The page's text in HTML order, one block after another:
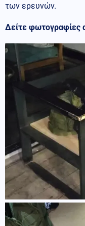
των ερευνών.
Δείτε φωτογραφίες